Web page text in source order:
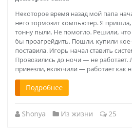
Некоторое время назад мой папа
него тормозит компьютер. Я пришла,
тонну пыли. Не помогло. Решили, что
бы проагрейдить. Пошли, купили кое-
поставила. Игорь начал ставить
Провозились до ночи — не работает.
привезли, включили — работает как
Подробнее
Shonya Из жизни 25